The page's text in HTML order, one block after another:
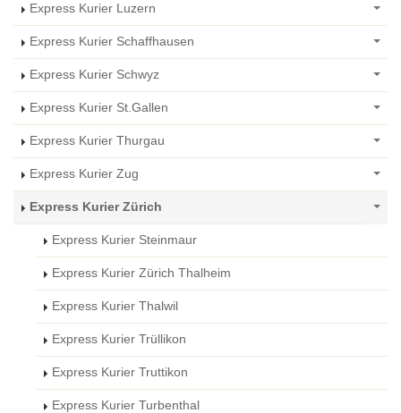
Express Kurier Luzern
Express Kurier Schaffhausen
Express Kurier Schwyz
Express Kurier St.Gallen
Express Kurier Thurgau
Express Kurier Zug
Express Kurier Zürich
Express Kurier Steinmaur
Express Kurier Zürich Thalheim
Express Kurier Thalwil
Express Kurier Trüllikon
Express Kurier Truttikon
Express Kurier Turbenthal